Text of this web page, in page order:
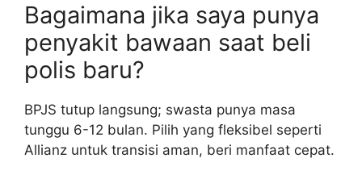
Bagaimana jika saya punya
penyakit bawaan saat beli
polis baru?
BPJS tutup langsung; swasta punya masa
tunggu 6-12 bulan. Pilih yang fleksibel seperti
Allianz untuk transisi aman, beri manfaat cepat.